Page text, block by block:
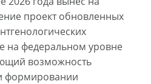
проект обновленных
на федеральном уровне
возможность
формировании